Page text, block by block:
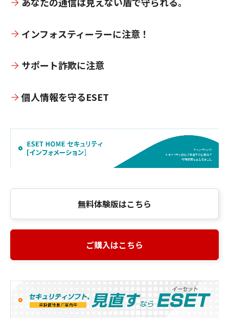
インフォスティーラーに注意！
サポート詐欺に注意
個人情報を守るESET
無料体験版はこちら
ご購入はこちら